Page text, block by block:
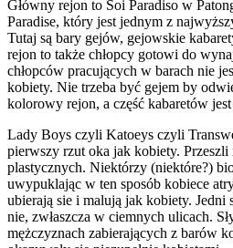
Główny rejon to Soi Paradiso w
Paradise, który jest jednym z
Tutaj są bary gejów, gejowskie
rejon to także chłopcy gotowi do
chłopców pracujących w barach nie
kobiety. Nie trzeba być gejem by
kolorowy rejon, a część kabaretów
Lady Boys czyli Katoeys czyli
pierwszy rzut oka jak kobiety. Przeszli
plastycznych. Niektórzy (niektóre?)
uwypuklając w ten sposób kobiece
ubierają sie i malują jak kobiety. Jedni
nie, zwłaszcza w ciemnych ulicach.
mężczyznach zabierających z barów